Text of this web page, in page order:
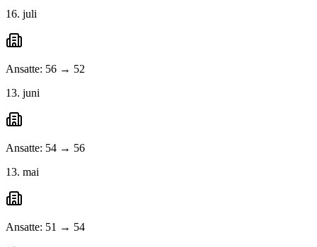
16. juli
Ansatte: 56 → 52
13. juni
Ansatte: 54 → 56
13. mai
Ansatte: 51 → 54